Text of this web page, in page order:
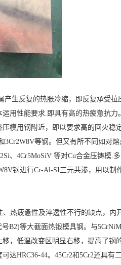
生反复的热胀冷缩，即反复承受
用性能要求.即具有高的热疲惫抗力。
模用钢附近，即以要求高的回火稳
等钢。但又有所不同如对
、4Cr5MoSiV 等对Cu合金压铸模.
钢进行Cr-Al-SI三元共渗，用以制
热疲惫性及淬透性不行的缺点，内
B2)等大截面热锻模具钢。与
，低温改变区明显右移，提高了钢
达HRC36-44。45Cr2和5Cr2还具有